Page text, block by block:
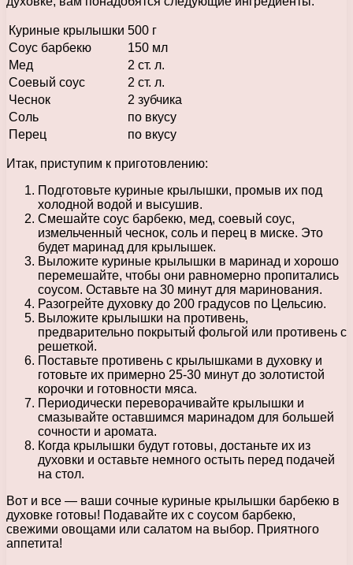
Куриные крылышки 500 г
Соус барбекю
150 мл
Мед
2 ст. л.
Соевый соус
2 ст. л.
Чеснок
2 зубчика
Соль
по вкусу
Перец
по вкусу
Итак, приступим к приготовлению:
Подготовьте куриные крылышки, промыв их под
холодной водой и высушив.
Смешайте соус барбекю, мед, соевый соус,
измельченный чеснок, соль и перец в миске. Это
будет маринад для крылышек.
Выложите куриные крылышки в маринад и хорошо
перемешайте, чтобы они равномерно пропитались
соусом. Оставьте на 30 минут для маринования.
Разогрейте духовку до 200 градусов по Цельсию.
Выложите крылышки на противень,
предварительно покрытый фольгой или противень с
решеткой.
Поставьте противень с крылышками в духовку и
готовьте их примерно 25-30 минут до золотистой
корочки и готовности мяса.
Периодически переворачивайте крылышки и
смазывайте оставшимся маринадом для большей
сочности и аромата.
Когда крылышки будут готовы, достаньте их из
духовки и оставьте немного остыть перед подачей
на стол.
Вот и все — ваши сочные куриные крылышки барбекю в
духовке готовы! Подавайте их с соусом барбекю,
свежими овощами или салатом на выбор. Приятного
аппетита!